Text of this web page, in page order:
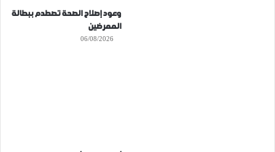
وعود إصلاح الصحة تصطدم ببطالة
الممرضين
06/08/2026